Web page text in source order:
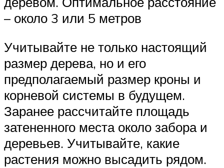
– около 3 или 5 метров
Учитывайте не только настоящий
размер дерева, но и его
предполагаемый размер кроны и
корневой системы в будущем.
Заранее рассчитайте площадь
затененного места около забора и
деревьев. Учитывайте, какие
растения можно высадить рядом.